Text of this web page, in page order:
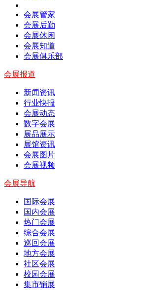
会展管家
会展后勤
会展休闲
会展知道
会展俱乐部
会展报道
新闻资讯
行业快报
会展动态
数字会展
展品展示
展馆资讯
会展图片
会展视频
会展导航
国际会展
国内会展
热门会展
综合会展
巡回会展
地方会展
社区会展
校园会展
集市销展